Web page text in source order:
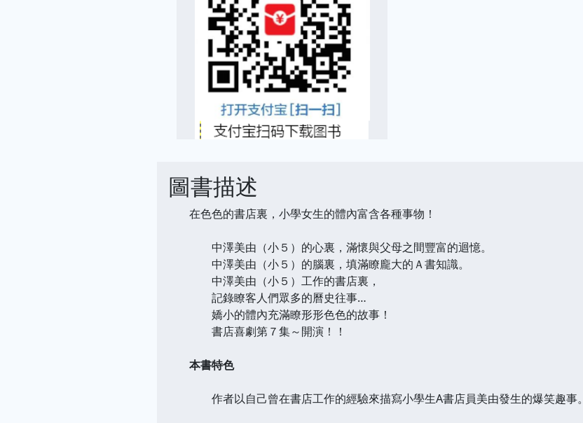
圖書描述
在色色的書店裏，小學女生的體內富含各種事物！
中澤美由（小５）的心裏，滿懷與父母之間豐富的迴憶。
中澤美由（小５）的腦裏，填滿瞭龐大的Ａ書知識。
中澤美由（小５）工作的書店裏，
記錄瞭客人們眾多的曆史往事…
嬌小的體內充滿瞭形形色色的故事！
書店喜劇第７集～開演！！
本書特色
作者以自己曾在書店工作的經驗來描寫小學生A書店員美由發生的爆笑趣事。